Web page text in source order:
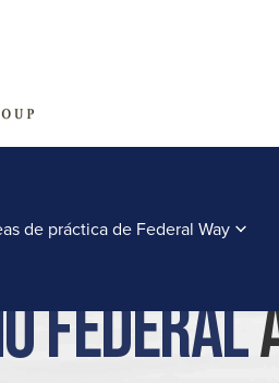
de práctica de Federal Way
Federal